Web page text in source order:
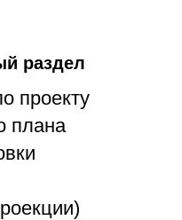
раздел
проекту
плана